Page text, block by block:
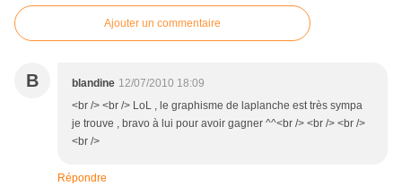
Ajouter un commentaire
B blandine 12/07/2010 18:09
<br /> <br /> LoL , le graphisme de laplanche est très sympa
je trouve , bravo à lui pour avoir gagner ^^<br /> <br /> <br />
<br />
Répondre